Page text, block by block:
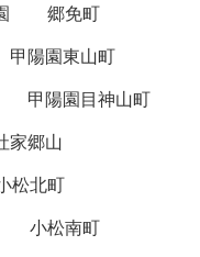
郷免町
甲陽園東山町
甲陽園目神山町
家郷山
松北町
小松南町